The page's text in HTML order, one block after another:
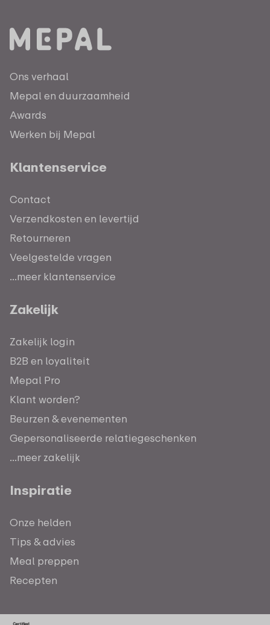
Ons verhaal
Mepal en duurzaamheid
Awards
Werken bij Mepal
Klantenservice
Contact
Verzendkosten en levertijd
Retourneren
Veelgestelde vragen
...meer klantenservice
Zakelijk
Zakelijk login
B2B en loyaliteit
Mepal Pro
Klant worden?
Beurzen & evenementen
Gepersonaliseerde relatiegeschenken
...meer zakelijk
Inspiratie
Onze helden
Tips & advies
Meal preppen
Recepten